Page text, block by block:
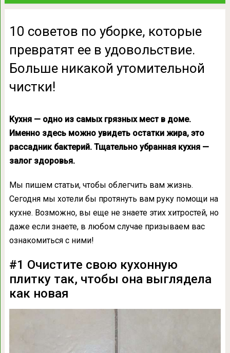
10 советов по уборке, которые
превратят ее в удовольствие.
Больше никакой утомительной
чистки!
Кухня — одно из самых грязных мест в доме.
Именно здесь можно увидеть остатки жира, это
рассадник бактерий. Тщательно убранная кухня —
залог здоровья.
Мы пишем статьи, чтобы облегчить вам жизнь.
Сегодня мы хотели бы протянуть вам руку помощи на
кухне. Возможно, вы еще не знаете этих хитростей, но
даже если знаете, в любом случае призываем вас
ознакомиться с ними!
#1 Очистите свою кухонную
плитку так, чтобы она выглядела
как новая